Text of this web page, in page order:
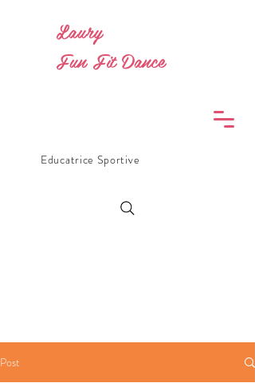
Educatrice Sportive
Laury
Fun Fit Dance
Post